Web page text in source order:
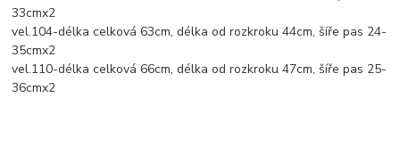
33cmx2
vel.104-délka celková 63cm, délka od rozkroku 44cm, šíře pas 24-
35cmx2
vel.110-délka celková 66cm, délka od rozkroku 47cm, šíře pas 25-
36cmx2